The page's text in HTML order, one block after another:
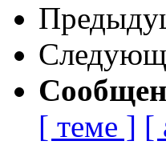
[ теме ] [